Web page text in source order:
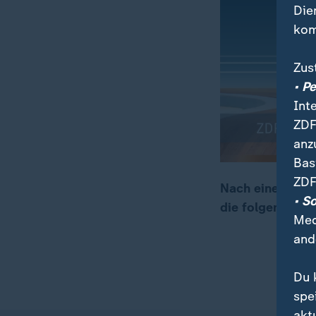
00:06 00:22
Nach einem
die
•
•
Du